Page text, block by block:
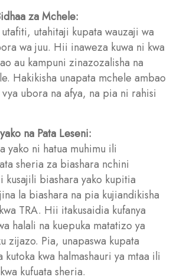
za Mchele:
utafiti, utahitaji kupata wauzaji wa
wa juu. Hii inaweza kuwa ni kwa
au kampuni zinazozalisha na
Hakikisha unapata mchele ambao
ubora na afya, na pia ni rahisi
na Pata Leseni:
yako ni hatua muhimu ili
sheria za biashara nchini
kusajili biashara yako kupitia
la biashara na pia kujiandikisha
TRA. Hii itakusaidia kufanya
halali na kuepuka matatizo ya
zijazo. Pia, unapaswa kupata
kutoka kwa halmashauri ya mtaa ili
kufuata sheria.